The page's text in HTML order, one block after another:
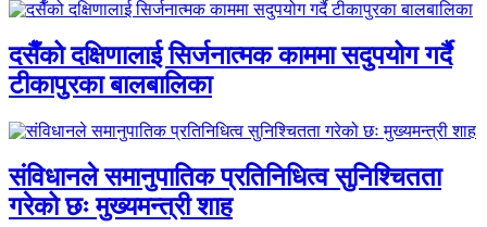
दसैँको दक्षिणालाई सिर्जनात्मक काममा सदुपयोग गर्दै
टीकापुरका बालबालिका
संविधानले समानुपातिक प्रतिनिधित्व सुनिश्चितता
गरेको छः मुख्यमन्त्री शाह